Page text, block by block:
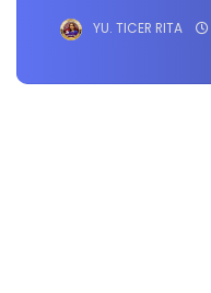
YU. TICER RITA